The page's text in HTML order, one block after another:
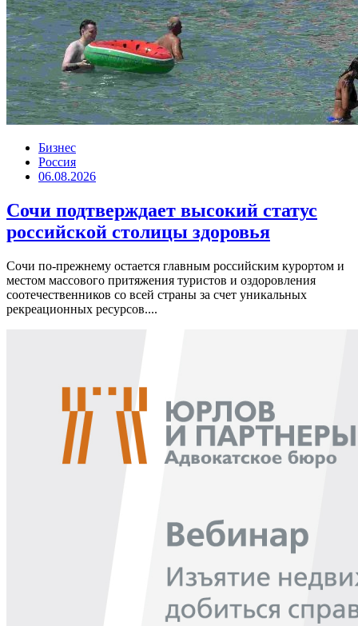
Бизнес
Россия
06.08.2026
Сочи подтверждает высокий статус
российской столицы здоровья
Сочи по-прежнему остается главным российским курортом и
местом массового притяжения туристов и оздоровления
соотечественников со всей страны за счет уникальных
рекреационных ресурсов....